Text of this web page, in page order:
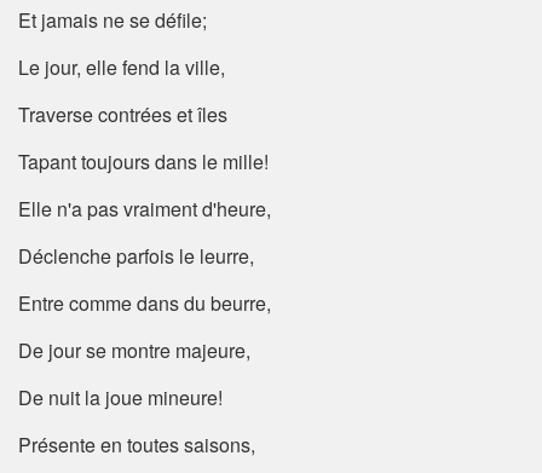
Et jamais ne se défile;
Le jour, elle fend la ville,
Traverse contrées et îles
Tapant toujours dans le mille!
Elle n'a pas vraiment d'heure,
Déclenche parfois le leurre,
Entre comme dans du beurre,
De jour se montre majeure,
De nuit la joue mineure!
Présente en toutes saisons,